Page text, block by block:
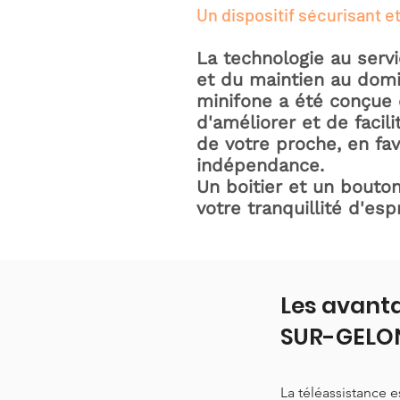
Un dispositif sécurisant
La technologie au
et du maintien au
minifone a été
d'améliorer et de
de votre proche, en
indépendance.
Un boitier et un
votre tranquillité
Les
SUR-
La téléassistance